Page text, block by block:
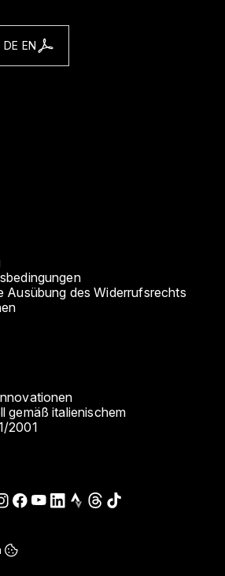
EN
Ausübung des Widerrufsrechts
gemäß italienischem
2001